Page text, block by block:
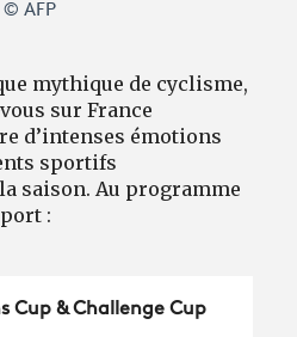
© AFP
mythique de cyclisme,
sur France
d’intenses émotions
sportifs
saison. Au programme
:
Cup & Challenge Cup